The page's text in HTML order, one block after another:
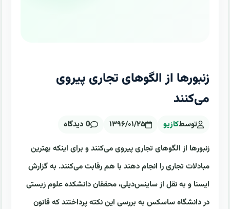
زنبورها از الگوهای تجاری پیروی
می‌کنند
توسطکازیو ۱۳۹۶/۰۱/۲۵ 0 دیدگاه
زنبورها از الگوهای تجاری پیروی می‌کنند و برای اینکه بهترین
مبادلات تجاری را انجام دهند با هم رقابت می‌کنند. به گزارش
ایسنا و به نقل از ساینس‌دیلی، محققان دانشکده علوم زیستی
در دانشگاه ساسکس به بررسی این نکته پرداختند که قانون